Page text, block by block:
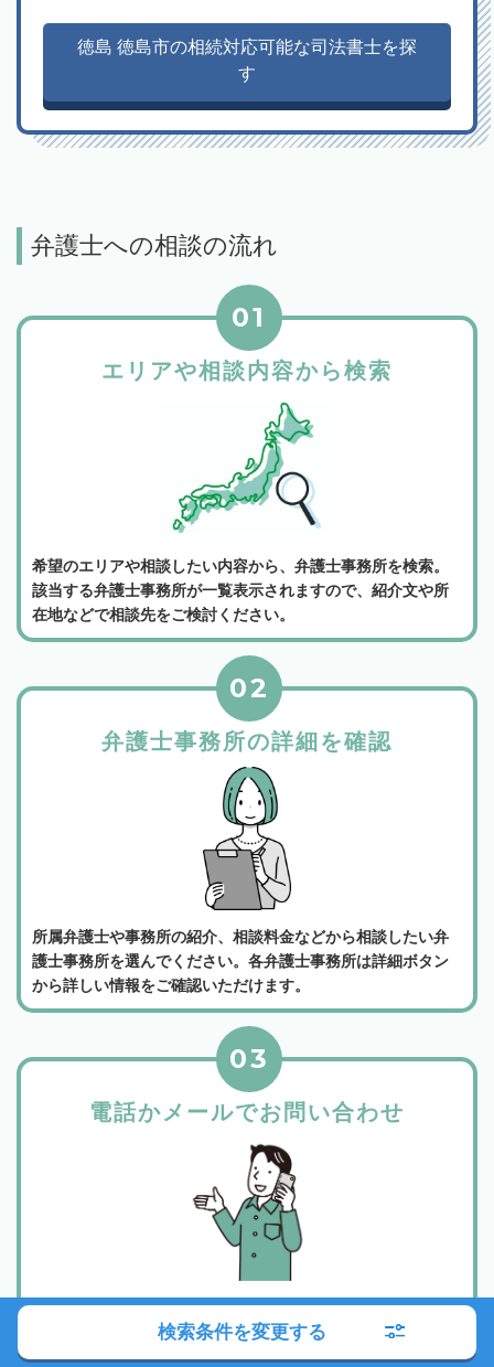
徳島 徳島市の相続対応可能な司法書士を探
す
弁護士への相談の流れ
エリアや相談内容から検索
01
希望のエリアや相談したい内容から、弁護士事務所を検索。
該当する弁護士事務所が一覧表示されますので、紹介文や所
在地などで相談先をご検討ください。
弁護士事務所の詳細を確認
02
所属弁護士や事務所の紹介、相談料金などから相談したい弁
護士事務所を選んでください。各弁護士事務所は詳細ボタン
から詳しい情報をご確認いただけます。
電話かメールでお問い合わせ
03
相談したい事務所が決まったら、事務所詳細ページに記載さ
れている電話するボタン、またはメールフォームからお問い
合わせ・相談をすることができます。
検索条件を変更する